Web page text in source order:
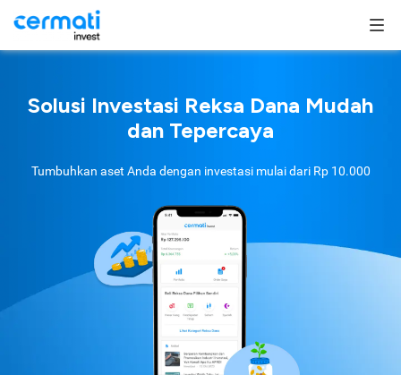
Solusi Investasi Reksa Dana Mudah
dan Tepercaya
Tumbuhkan aset Anda dengan investasi mulai dari Rp 10.000